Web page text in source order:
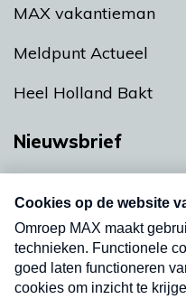
MAX vakantieman
Meldpunt Actueel
Heel Holland Bakt
Nieuwsbrief
nieuwsbrief. Elke
uw mailbox.